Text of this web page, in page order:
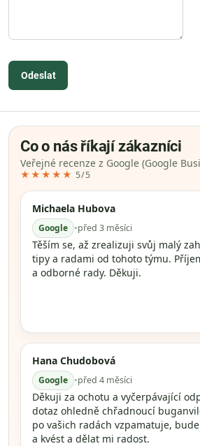
Odeslat
Co o nás říkají zákazníci
Veřejné recenze z Google (Google
★★★★★ 5/5
Michaela Hubova
Google •před 3 měsíci
Těším se, až zrealizuji svůj malý
tipy a radami od tohoto týmu.
a odborné rady. Děkuji.
Hana Chudobová
Google •před 4 měsíci
Děkuji za ochotu a vyčerpávající
dotaz ohledně chřadnoucí
po vašich radách vzpamatuje,
a kvést a dělat mi radost.